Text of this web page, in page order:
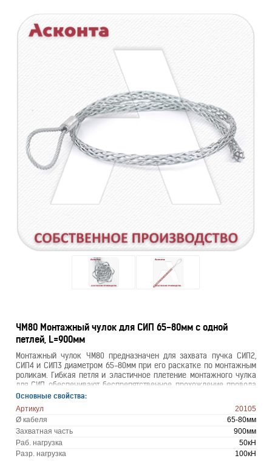
ЧМ80 Монтажный чулок для СИП 65-80мм с одной
петлей, L=900мм
Монтажный чулок ЧМ80 предназначен для захвата пучка СИП2,
СИП4 и СИП3 диаметром 65-80мм при его раскатке по монтажным
роликам. Гибкая петля и эластичное плетение монтажного чулка
для СИП обеспечивают беспрепятственное прохождение провода
по раскаточным роликам и его надежный захват.
Основные свойства:
Артикул
20105
Ø кабеля
65-80мм
Захватная часть
900мм
Раб. нагрузка
50кН
Разр. нагрузка
100кН